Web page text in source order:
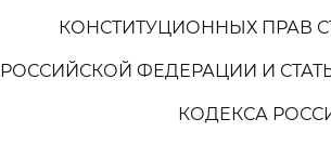
КОНСТИТУЦИОННЫХ ПРАВ
РОССИЙСКОЙ ФЕДЕРАЦИИ И
КОДЕКСА